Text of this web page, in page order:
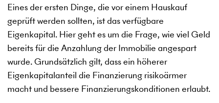
Eines der ersten Dinge, die vor einem Hauskauf
geprüft werden sollten, ist das verfügbare
Eigenkapital. Hier geht es um die Frage, wie viel Geld
bereits für die Anzahlung der Immobilie angespart
wurde. Grundsätzlich gilt, dass ein höherer
Eigenkapitalanteil die Finanzierung risikoärmer
macht und bessere Finanzierungskonditionen erlaubt.